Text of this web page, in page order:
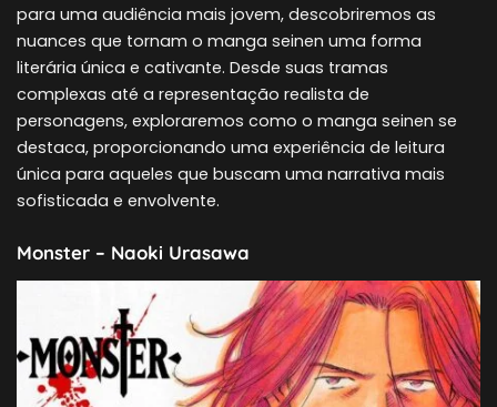
para uma audiência mais jovem, descobriremos as
nuances que tornam o manga seinen uma forma
literária única e cativante. Desde suas tramas
complexas até a representação realista de
personagens, exploraremos como o manga seinen se
destaca, proporcionando uma experiência de leitura
única para aqueles que buscam uma narrativa mais
sofisticada e envolvente.
Monster – Naoki Urasawa